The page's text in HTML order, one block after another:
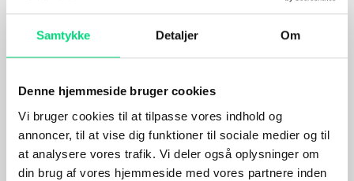
Samtykke Detaljer Om
Denne hjemmeside bruger cookies
Vi bruger cookies til at tilpasse vores indhold og
annoncer, til at vise dig funktioner til sociale medier og til
at analysere vores trafik. Vi deler også oplysninger om
din brug af vores hjemmeside med vores partnere inden
Server-side tracking
Maritime Services
Satellit-tv og internet
Connectivity
nemlig leveret specialister til bl.a. kritisk
infrastruktur og overvågning indenfor
Group COO, Esben Wille Lunde.
” Vi har i de seneste år oplevet stor vækst i
vores forretning, og ønsker fortsat at kunne
følge med efterspørgslen. Vi er derfor
meget glade for at have fået et endnu